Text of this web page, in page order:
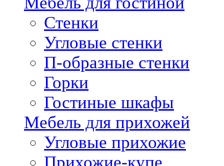
Стенки
Угловые стенки
П-образные стенки
Горки
Гостиные шкафы
Мебель для прихожей
Угловые прихожие